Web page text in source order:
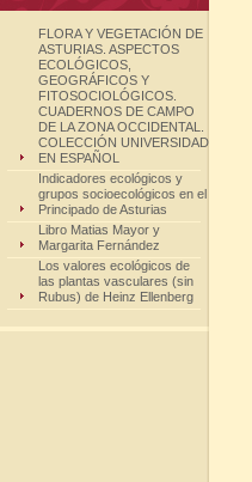
FLORA Y VEGETACIÓN DE
ASTURIAS. ASPECTOS
ECOLÓGICOS,
GEOGRÁFICOS Y
FITOSOCIOLÓGICOS.
CUADERNOS DE CAMPO
DE LA ZONA OCCIDENTAL.
COLECCIÓN UNIVERSIDAD
EN ESPAÑOL
Indicadores ecológicos y
grupos socioecológicos en el
Principado de Asturias
Libro Matias Mayor y
Margarita Fernández
Los valores ecológicos de
las plantas vasculares (sin
Rubus) de Heinz Ellenberg